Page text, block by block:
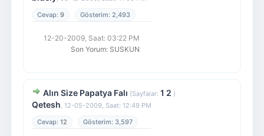
9
2,493
12-20-2009, Saat: 03:22 PM
Son Yorum: SUSKUN
Alın Size Papatya Falı (Sayfalar: 1 2 )
Qetesh, 12-05-2009, Saat: 12:49 PM
12
3,597